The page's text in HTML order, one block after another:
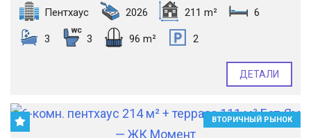
Пентхаус 2026 211 m² 6
3 3 96 m² 2
ДЕТАЛИ
ВТОРИЧНЫЙ РЫНОК